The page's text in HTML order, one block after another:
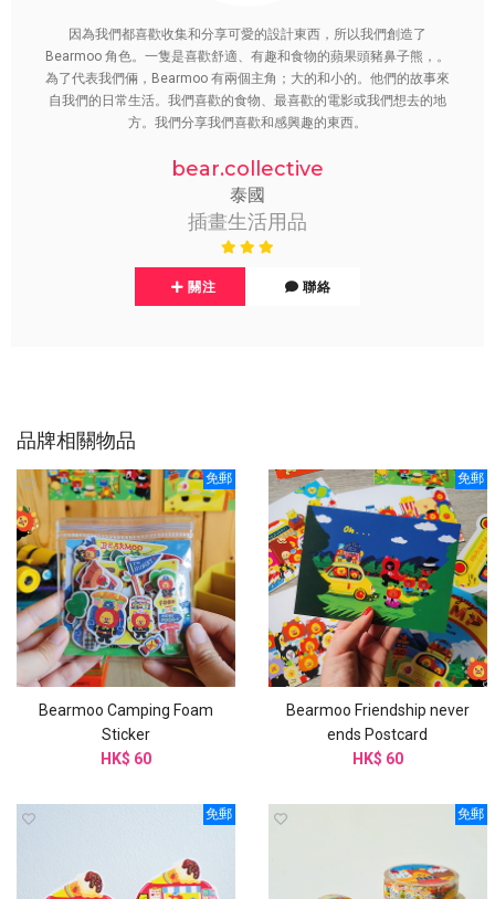
因為我們都喜歡收集和分享可愛的設計東西，所以我們創造了
Bearmoo 角色。一隻是喜歡舒適、有趣和食物的蘋果頭豬鼻子熊，。
為了代表我們倆，Bearmoo 有兩個主角；大的和小的。他們的故事來
自我們的日常生活。我們喜歡的食物、最喜歡的電影或我們想去的地
方。我們分享我們喜歡和感興趣的東西。
bear.collective
泰國
插畫生活用品
關注 聯絡
品牌相關物品
免郵
Bearmoo Camping Foam
Sticker
HK$ 60
免郵
Bearmoo Friendship never
ends Postcard
HK$ 60
免郵 免郵